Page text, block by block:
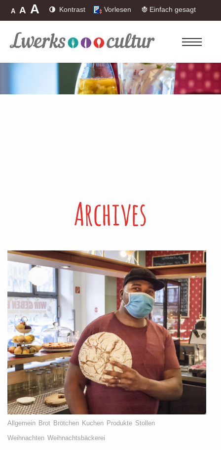
Einfach gesagt
Vorlesen
Kontrast
A A A
Archives
Allgemein Brot Brötchen Kuchen Produkte Stollen
Weihnachten Weihnachtsbäckerei